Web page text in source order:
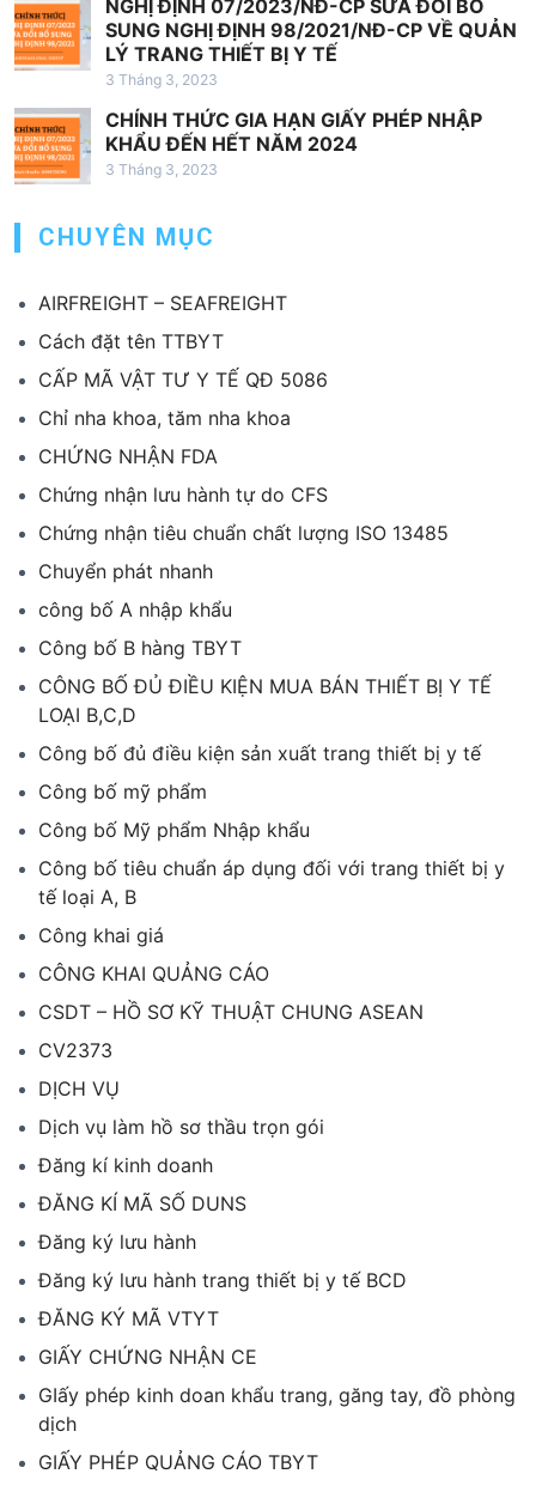
NGHỊ ĐỊNH 07/2023/NĐ-CP SỬA ĐỔI BỔ
SUNG NGHỊ ĐỊNH 98/2021/NĐ-CP VỀ QUẢN
LÝ TRANG THIẾT BỊ Y TẾ
3 Tháng 3, 2023
CHÍNH THỨC GIA HẠN GIẤY PHÉP NHẬP
KHẨU ĐẾN HẾT NĂM 2024
3 Tháng 3, 2023
CHUYÊN MỤC
AIRFREIGHT – SEAFREIGHT
Cách đặt tên TTBYT
CẤP MÃ VẬT TƯ Y TẾ QĐ 5086
Chỉ nha khoa, tăm nha khoa
CHỨNG NHẬN FDA
Chứng nhận lưu hành tự do CFS
Chứng nhận tiêu chuẩn chất lượng ISO 13485
Chuyển phát nhanh
công bố A nhập khẩu
Công bố B hàng TBYT
CÔNG BỐ ĐỦ ĐIỀU KIỆN MUA BÁN THIẾT BỊ Y TẾ
LOẠI B,C,D
Công bố đủ điều kiện sản xuất trang thiết bị y tế
Công bố mỹ phẩm
Công bố Mỹ phẩm Nhập khẩu
Công bố tiêu chuẩn áp dụng đối với trang thiết bị y
tế loại A, B
Công khai giá
CÔNG KHAI QUẢNG CÁO
CSDT – HỒ SƠ KỸ THUẬT CHUNG ASEAN
CV2373
DỊCH VỤ
Dịch vụ làm hồ sơ thầu trọn gói
Đăng kí kinh doanh
ĐĂNG KÍ MÃ SỐ DUNS
Đăng ký lưu hành
Đăng ký lưu hành trang thiết bị y tế BCD
ĐĂNG KÝ MÃ VTYT
GIẤY CHỨNG NHẬN CE
GIấy phép kinh doan khẩu trang, găng tay, đồ phòng
dịch
GIẤY PHÉP QUẢNG CÁO TBYT